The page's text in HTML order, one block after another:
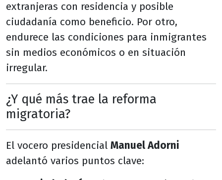
extranjeras con residencia y posible
ciudadanía como beneficio. Por otro,
endurece las condiciones para inmigrantes
sin medios económicos o en situación
irregular.
¿Y qué más trae la reforma
migratoria?
El vocero presidencial Manuel Adorni
adelantó varios puntos clave: